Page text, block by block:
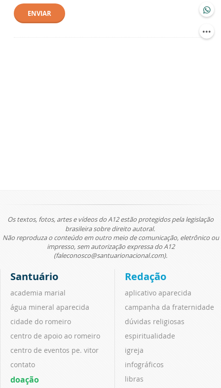
ENVIAR
Os textos, fotos, artes e vídeos do A12 estão protegidos pela legislação
brasileira sobre direito autoral.
Não reproduza o conteúdo em outro meio de comunicação, eletrônico ou
impresso, sem autorização expressa do A12
(faleconosco@santuarionacional.com).
Santuário
academia marial
água mineral aparecida
cidade do romeiro
centro de apoio ao romeiro
centro de eventos pe. vitor
contato
doação
Redação
aplicativo aparecida
campanha da fraternidade
dúvidas religiosas
espiritualidade
igreja
infográficos
libras